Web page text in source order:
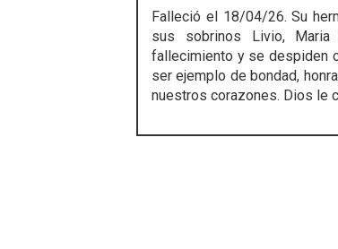
Falleció el 18/04/26. Su
sus sobrinos Livio, Maria
fallecimiento y se despiden
ser ejemplo de bondad,
nuestros corazones. Dios le